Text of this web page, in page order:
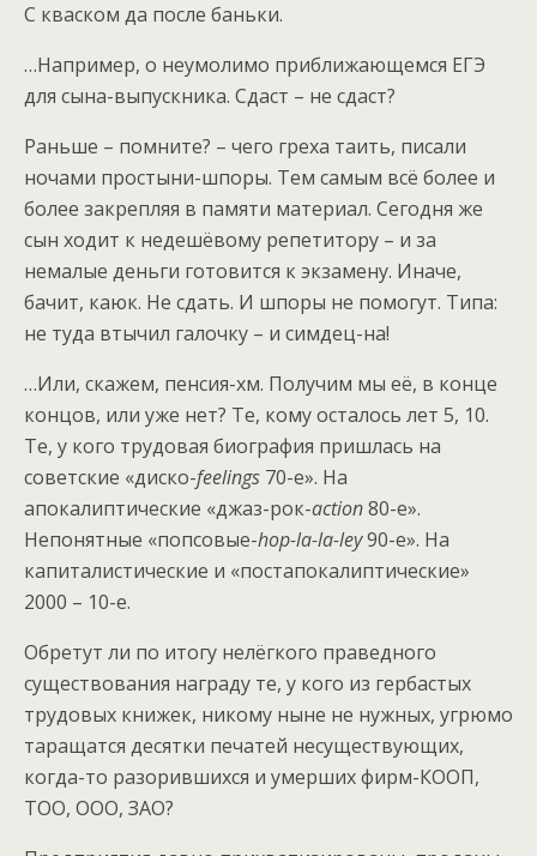
С кваском да после баньки.
…Например, о неумолимо приближающемся ЕГЭ
для сына-выпускника. Сдаст – не сдаст?
Раньше – помните? – чего греха таить, писали
ночами простыни-шпоры. Тем самым всё более и
более закрепляя в памяти материал. Сегодня же
сын ходит к недешёвому репетитору – и за
немалые деньги готовится к экзамену. Иначе,
бачит, каюк. Не сдать. И шпоры не помогут. Типа:
не туда втычил галочку – и симдец-на!
…Или, скажем, пенсия-хм. Получим мы её, в конце
концов, или уже нет? Те, кому осталось лет 5, 10.
Те, у кого трудовая биография пришлась на
советские «диско-feelings 70-е». На
апокалиптические «джаз-рок-action80-е».
Непонятные «попсовые-hop-la-la-ley90-е». На
капиталистические и «постапокалиптические»
2000 – 10-е.
Обретут ли по итогу нелёгкого праведного
существования награду те, у кого из гербастых
трудовых книжек, никому ныне не нужных, угрюмо
таращатся десятки печатей несуществующих,
когда-то разорившихся и умерших фирм-КООП,
ТОО, ООО, ЗАО?